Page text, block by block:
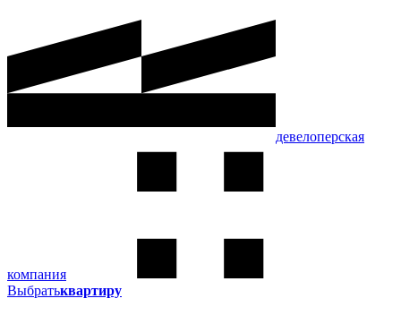
девелоперская
компания
Выбратьквартиру